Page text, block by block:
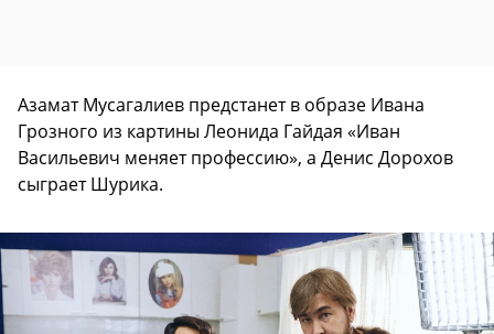
Азамат Мусагалиев предстанет в образе Ивана
Грозного из картины Леонида Гайдая «Иван
Васильевич меняет профессию», а Денис Дорохов
сыграет Шурика.